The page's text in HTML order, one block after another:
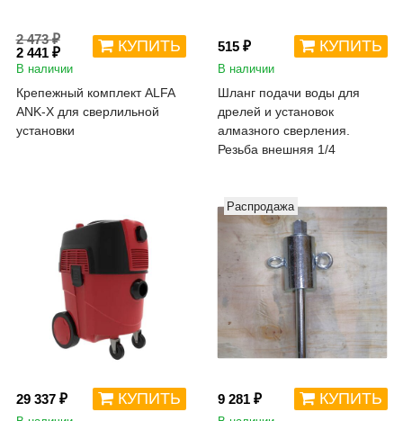
2 473 ₽
2 441 ₽
КУПИТЬ
В наличии
Крепежный комплект ALFA
ANK-X для сверлильной
установки
515 ₽ КУПИТЬ
В наличии
Шланг подачи воды для
дрелей и установок
алмазного сверления.
Резьба внешняя 1/4
29 337 ₽ КУПИТЬ
Распродажа
9 281 ₽ КУПИТЬ